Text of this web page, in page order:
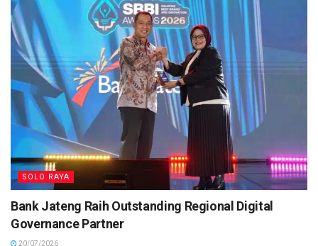
SOLO RAYA
Bank Jateng Raih Outstanding Regional Digital
Governance Partner
20/07/2026